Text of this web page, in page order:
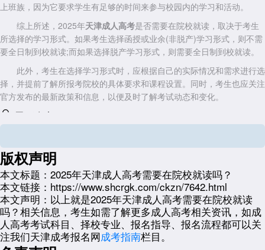
上班族，因为它要求学生有足够的时间来参与校园内的学习和活动。
综上所述，2025年天津成人高考是否需要在院校就读，取决于考生
所选择的学习形式。如果考生选择函授或业余(非脱产)学习形式，则不需
要全日制到校就读;而如果选择脱产学习形式，则需要全日制到校就读。
此外，考生在选择学习形式时，应根据自己的实际情况和需求进行选
择，并提前了解所报考院校的具体要求和课程设置。同时，考生也应关注
官方发布的最新政策和信息，以便及时了解考试动态和变化。
展开全文
版权声明
本文标题： 2025年天津成人高考需要在院校就读吗？
本文链接： https://www.shcrgk.com/ckzn/7642.html
本文声明： 以上就是2025年天津成人高考需要在院校就读
吗？相关信息，考生如需了解更多成人高考相关资讯，如成
人高考考试科目、择校专业、报名指导、报名流程都可以关
注我们天津成考报名网成考指南栏目。